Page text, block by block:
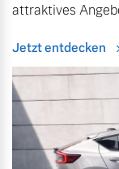
attraktives
Jetzt entdecken